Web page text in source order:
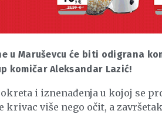
u Maruševcu će biti odigrana
komičar Aleksandar Lazić!
i iznenađenja u kojoj se
krivac više nego očit, a